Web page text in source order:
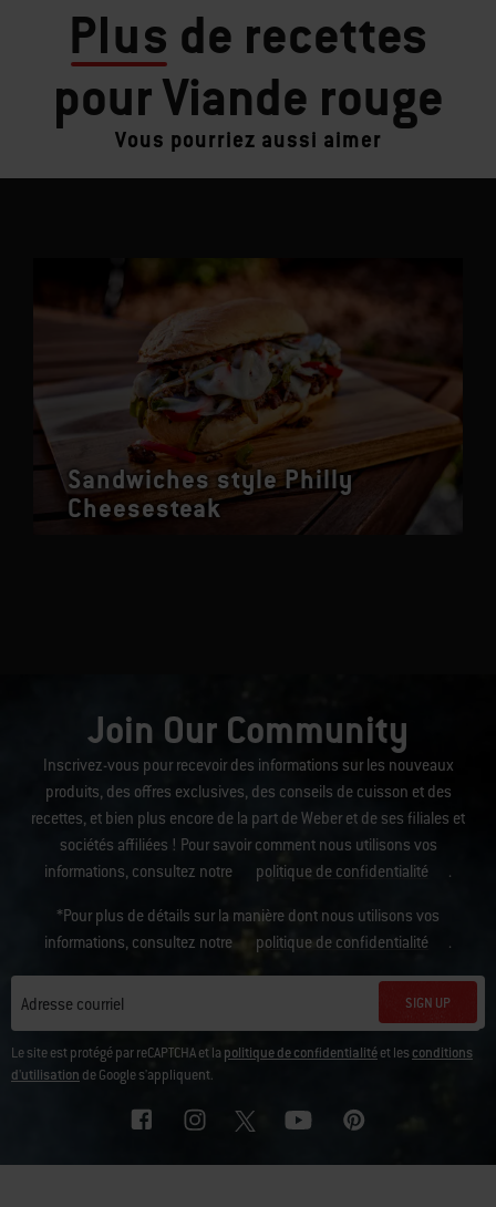
Plus de recettes
pour Viande rouge
Vous pourriez aussi aimer
Sandwiches style Philly
Cheesesteak
Join Our Community
Inscrivez-vous pour recevoir des informations sur les nouveaux
produits, des offres exclusives, des conseils de cuisson et des
recettes, et bien plus encore de la part de Weber et de ses filiales et
sociétés affiliées ! Pour savoir comment nous utilisons vos
informations, consultez notre
politique de confidentialité .
*Pour plus de détails sur la manière dont nous utilisons vos
informations, consultez notre
politique de confidentialité .
Adresse courriel SIGN UP
Le site est protégé par reCAPTCHA et la politique de confidentialitéet les conditions
d'utilisation de Google s'appliquent.